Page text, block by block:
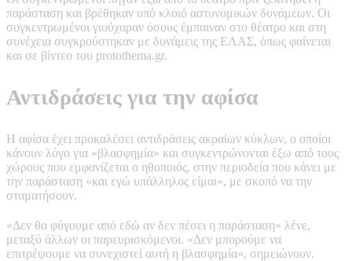
παράσταση και βρέθηκαν υπό κλοιό αστυνομικών δυνάμεων. Οι
συγκεντρωμένοι γιούχαραν όσους έμπαιναν στο θέατρο και στη
συνέχεια συγκρούστηκαν με δυνάμεις της ΕΛΑΣ, όπως φαίνεται
και σε βίντεο του protothema.gr.
Αντιδράσεις για την αφίσα
Η αφίσα έχει προκαλέσει αντιδράσεις ακραίων κύκλων, ο οποίοι
κάνουν λόγο για «βλασφημία» και συγκεντρώνονται έξω από τους
χώρους που εμφανίζεται ο ηθοποιός, στην περιοδεία που κάνει με
την παράσταση «και εγώ υπάλληλος είμαι», με σκοπό να την
σταματήσουν.
«Δεν θα φύγουμε από εδώ αν δεν πέσει η παράσταση» λένε,
μεταξύ άλλων οι παρευρισκόμενοι. «Δεν μπορούμε να
επιτρέψουμε να συνεχιστεί αυτή η βλασφημία», σημειώνουν.